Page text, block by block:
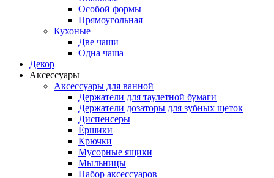
Особой формы
Прямоугольная
Кухоные
Две чаши
Одна чаша
Декор
Аксессуары
Аксессуары для ванной
Держатели для таулетной бумаги
Держатели дозаторы для зубных щеток
Диспенсеры
Ёршики
Крючки
Мусорные ящики
Мыльницы
Набор аксессуаров